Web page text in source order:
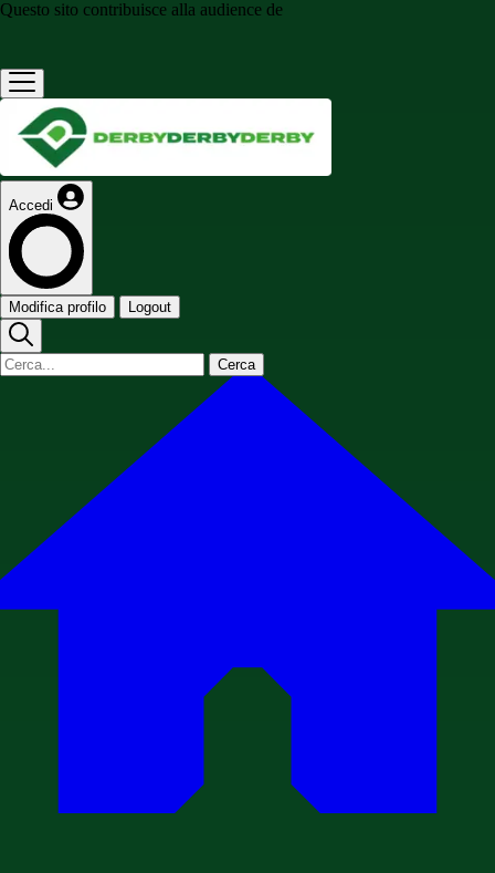
Questo sito contribuisce alla audience de
Accedi
Modifica profilo Logout
Cerca